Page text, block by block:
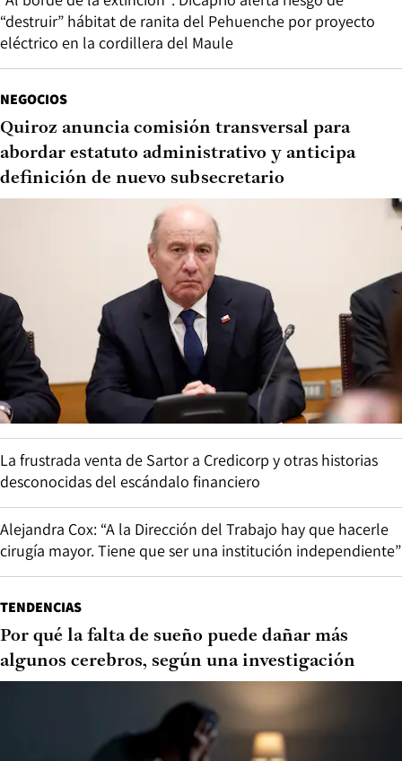
“destruir” hábitat de ranita del Pehuenche por proyecto
eléctrico en la cordillera del Maule
NEGOCIOS
Quiroz anuncia comisión transversal para
abordar estatuto administrativo y anticipa
definición de nuevo subsecretario
La frustrada venta de Sartor a Credicorp y otras historias
desconocidas del escándalo financiero
Alejandra Cox: “A la Dirección del Trabajo hay que hacerle
cirugía mayor. Tiene que ser una institución independiente”
TENDENCIAS
Por qué la falta de sueño puede dañar más
algunos cerebros, según una investigación